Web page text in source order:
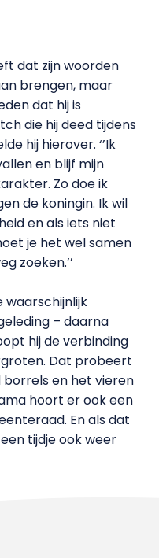
dat zijn woorden
brengen, maar
dat hij is
die hij deed tijdens
hij hierover. ‘’Ik
en blijf mijn
Zo doe ik
de koningin. Ik wil
en als iets niet
je het wel samen
zoeken.’’
waarschijnlijk
– daarna
hij de verbinding
Dat probeert
en het vieren
hoort er ook een
En als dat
tijdje ook weer